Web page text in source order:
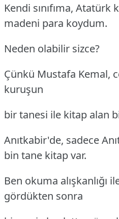
Kendi sınıfıma,
madeni para koydum.
Neden olabilir sizce?
Çünkü Mustafa Kemal,
kuruşun
bir tanesi ile kitap alan
Anıtkabir'de, sadece
bin tane kitap var.
Ben okuma alışkanlığı
gördükten sonra